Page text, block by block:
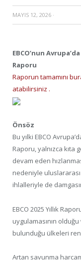
MAYIS 12, 2026 ·
EBCO’nun
Raporu
Raporun tamamını
atabilirsiniz .
Önsöz
Bu yılki EBCO
Raporu, yalnızca
devam eden
nedeniyle
ihlalleriyle de
EBCO 2025 Yıllık
uygulamasının
bulunduğu ülkeleri
Artan savunma